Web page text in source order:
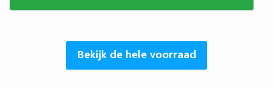
Bekijk de hele voorraad